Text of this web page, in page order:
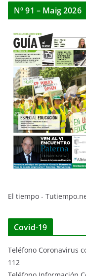
Nº 91 – Maig 2026
El tiempo -
Covid-19
Teléfono Coronavirus
112